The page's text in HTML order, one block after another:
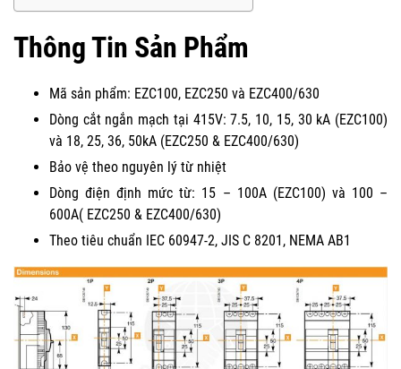
Thông Tin Sản Phẩm
Mã sản phẩm: EZC100, EZC250 và EZC400/630
Dòng cắt ngắn mạch tại 415V: 7.5, 10, 15, 30 kA (EZC100)
và 18, 25, 36, 50kA (EZC250 & EZC400/630)
Bảo vệ theo nguyên lý từ nhiệt
Dòng điện định mức từ: 15 – 100A (EZC100) và 100 –
600A( EZC250 & EZC400/630)
Theo tiêu chuẩn IEC 60947-2, JIS C 8201, NEMA AB1